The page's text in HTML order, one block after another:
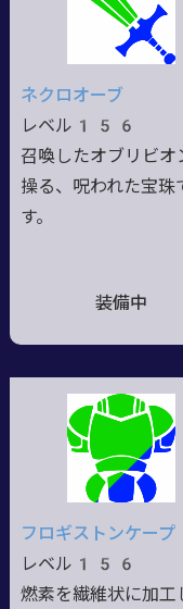
ネクロオーブ
レベル156
召喚したオブリビオ
操る、呪われた宝珠
す。
装備中
フロギストンケープ
レベル156
燃素を繊維状に加工